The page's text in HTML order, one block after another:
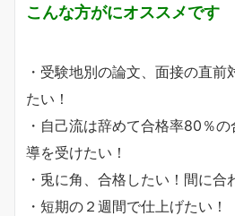
こんな方がにオススメです
・受験地別の論文、面接の直前
たい！
・自己流は辞めて合格率80％
導を受けたい！
・兎に角、合格したい！間に合
・短期の２週間で仕上げたい！